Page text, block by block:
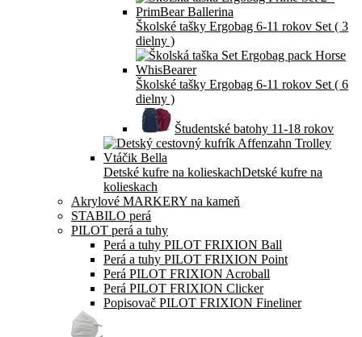
Školské tašky Ergobag 6-11 rokov Set ( 3
dielny )
Školské tašky Ergobag 6-11 rokov Set ( 6
dielny )
Študentské batohy 11-18 rokov
Detské kufre na kolieskachDetské kufre na
kolieskach
Akrylové MARKERY na kameň
STABILO perá
PILOT perá a tuhy
Perá a tuhy PILOT FRIXION Ball
Perá a tuhy PILOT FRIXION Point
Perá PILOT FRIXION Acroball
Perá PILOT FRIXION Clicker
Popisovač PILOT FRIXION Fineliner